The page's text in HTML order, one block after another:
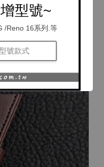
型號~
/Reno 16系列.等
號款式